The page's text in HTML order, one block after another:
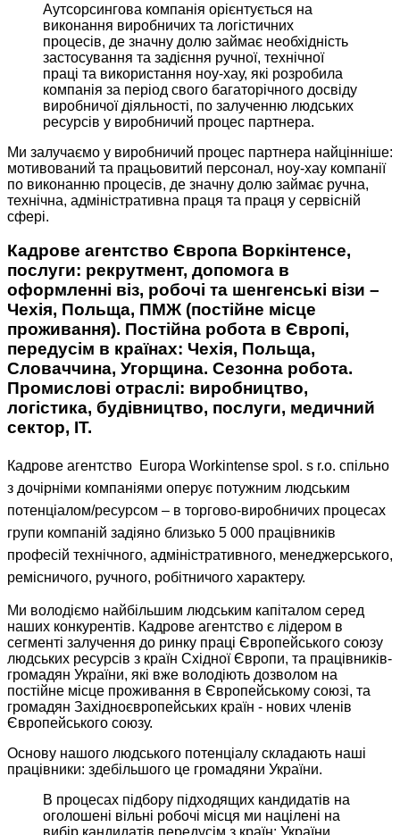
Аутсорсингова компанія орієнтується на
виконання виробничих та логістичних
процесів, де значну долю займає необхідність
застосування та задієння ручної, технічної
праці та використання ноу-хау, які розробила
компанія за період свого багаторічного досвіду
виробничої діяльності, по залученню людських
ресурсів у виробничий процес партнера.
Ми залучаємо у виробничий процес партнера найцінніше:
мотивований та працьовитий персонал, ноу-хау компанії
по виконанню процесів, де значну долю займає ручна,
технічна, адміністративна праця та праця у сервісній
сфері.
Кадрове агентство Європа Воркінтенсе,
послуги: рекрутмент, допомога в
оформленні віз, робочі та шенгенські візи –
Чехія, Польща, ПМЖ (постійне місце
проживання). Постійна робота в Європі,
передусім в країнах: Чехія, Польща,
Словаччина, Угорщина. Сезонна робота.
Промислові отраслі: виробництво,
логістика, будівництво, послуги, медичний
сектор, ІТ.
Кадрове агентство Europa Workintense spol . s r.o. спільно
з дочірніми компаніями оперує потужним людським
потенціалом/ресурсом – в торгово-виробничих процесах
групи компаній задіяно близько 5 000 працівників
професій технічного, адміністративного, менеджерського,
ремісничого, ручного, робітничого характеру.
Ми володіємо найбільшим людським капіталом серед
наших конкурентів. Кадрове агентство є лідером в
сегменті залучення до ринку праці Європейського союзу
людських ресурсів з країн Східної Європи, та працівників-
громадян України, які вже володіють дозволом на
постійне місце проживання в Європейському союзі, та
громадян Західноєвропейських країн - нових членів
Європейського союзу.
Основу нашого людського потенціалу складають наші
працівники: здебільшого це громадяни України.
В процесах підбору підходящих кандидатів на
оголошені вільні робочі місця ми націлені на
вибір кандидатів передусім з країн: України,